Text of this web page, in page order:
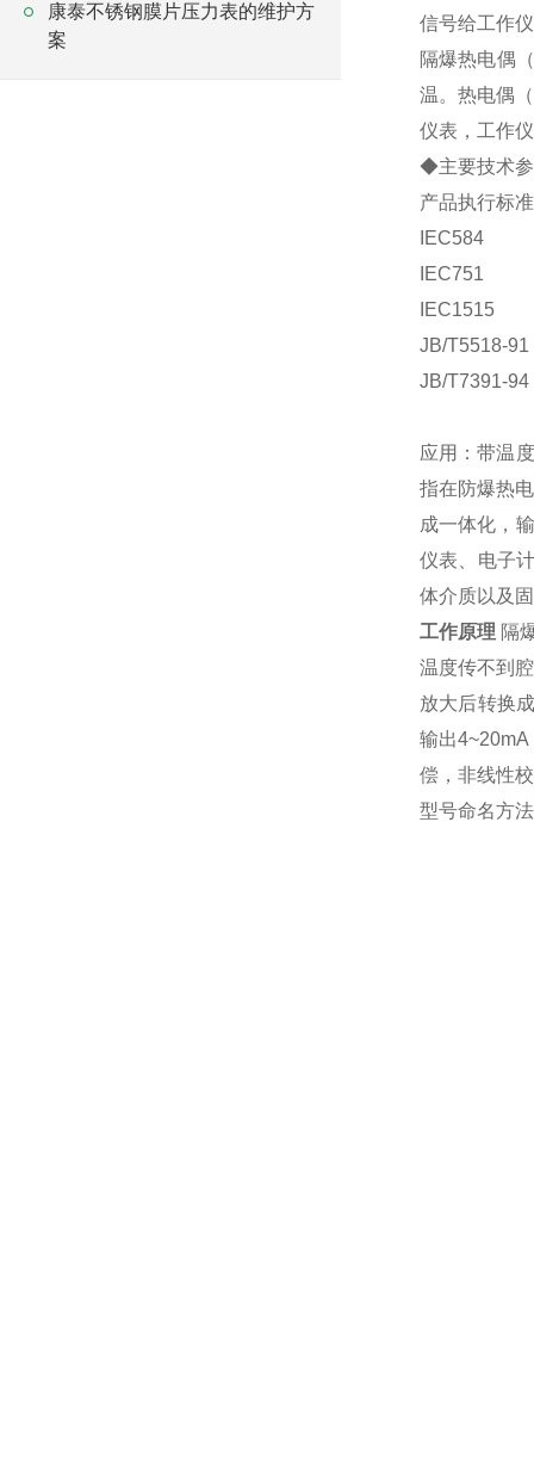
康泰不锈钢膜片压力表的维护方
案
信号给工作
隔爆热电偶
温。热电偶
仪表，工作
◆主要技术
产品执行标准
IEC584
IEC751
IEC1515
JB/T5518-91
JB/T7391-94
应用：带温
指在防爆热
成一体化，
仪表、电子
体介质以及
工作原理 隔
温度传不到
放大后转换
输出4~20mA
偿，非线性
型号命名方